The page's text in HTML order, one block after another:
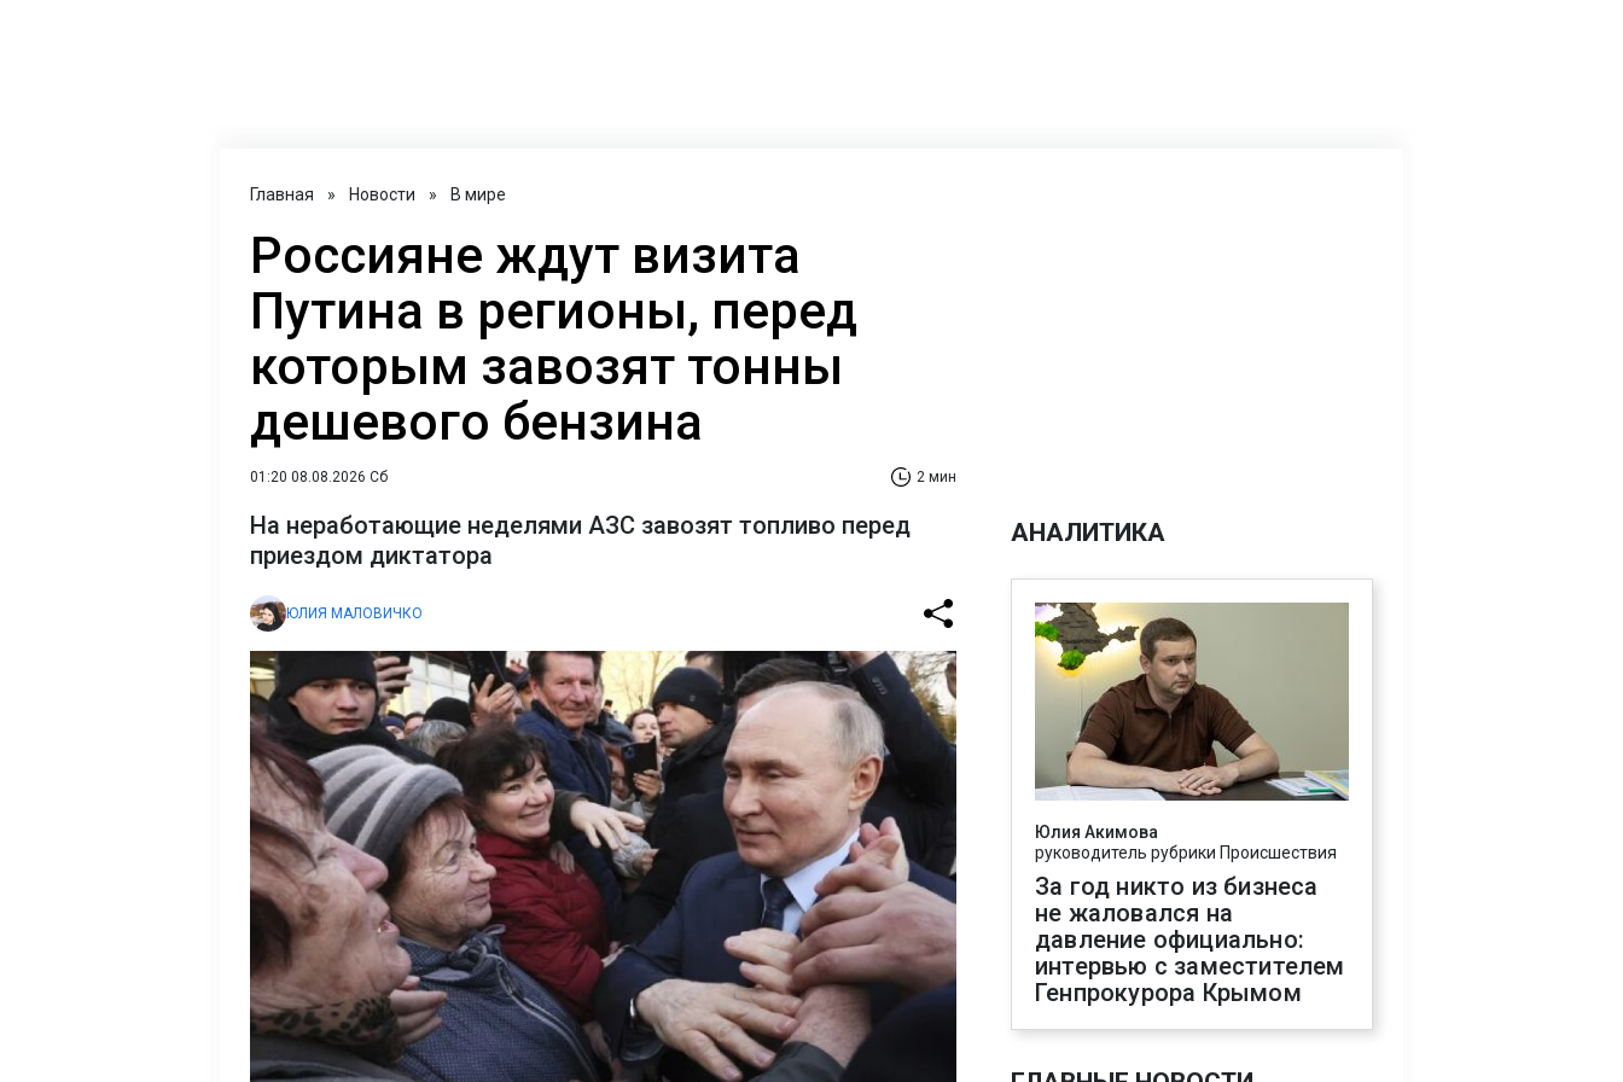
Главная » Новости » В мире
Россияне ждут визита
Путина в регионы, перед
которым завозят тонны
дешевого бензина
01:20 08.08.2026 Сб 2 мин
На неработающие неделями АЗС завозят топливо перед
приездом диктатора
ЮЛИЯ МАЛОВИЧКО
АНАЛИТИКА
Юлия Акимова
руководитель рубрики Происшествия
За год никто из бизнеса
не жаловался на
давление официально:
интервью с заместителем
Генпрокурора Крымом